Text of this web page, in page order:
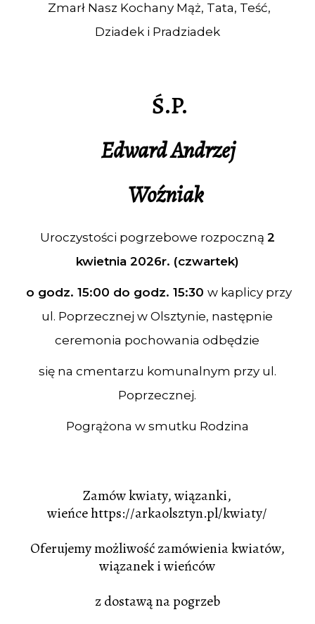
Zmarł Nasz Kochany Mąż, Tata, Teść,
Dziadek i Pradziadek
Ś.P.
Edward Andrzej
Woźniak
Uroczystości pogrzebowe rozpoczną 2
kwietnia 2026r. (czwartek)
o godz. 15:00 do godz. 15:30w kaplicy przy
ul. Poprzecznej w Olsztynie, następnie
ceremonia pochowania odbędzie
się na cmentarzu komunalnym przy ul.
Poprzecznej.
Pogrążona w smutku Rodzina
Zamów kwiaty, wiązanki,
wieńcehttps://arkaolsztyn.pl/kwiaty/
Oferujemy możliwość zamówienia kwiatów,
wiązanek i wieńców
z dostawą na pogrzeb